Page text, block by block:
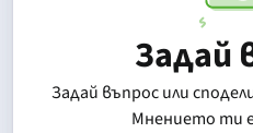
Задай
Задай въпрос или
Mнението ти